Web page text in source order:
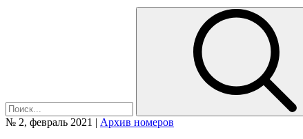
№ 2, февраль 2021 | Архив номеров